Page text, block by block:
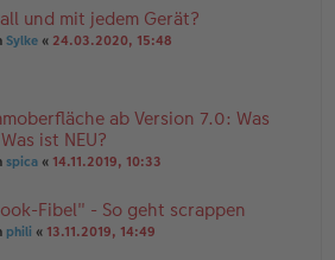
und mit jedem Gerät?
Sylke « 24.03.2020, 15:48
ab Version 7.0: Was
ist NEU?
spica « 14.11.2019, 10:33
Fibel" - So geht scrappen
phili « 13.11.2019, 14:49